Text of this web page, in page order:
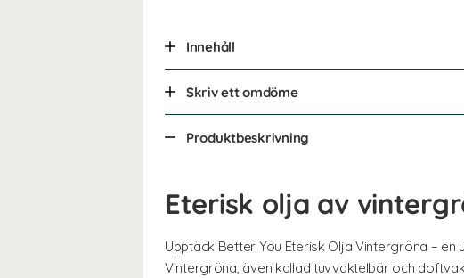
Innehåll
Skriv ett omdöme
Produktbeskrivning
Eterisk olja av
Upptäck Better You Eterisk Olja Vintergröna –
Vintergröna, även kallad tuvvaktelbär och